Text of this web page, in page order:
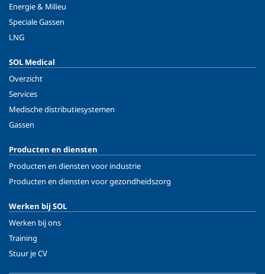
Energie & Milieu
Speciale Gassen
LNG
SOL Medical
Overzicht
Services
Medische distributiesystemen
Gassen
Producten en diensten
Producten en diensten voor industrie
Producten en diensten voor gezondheidszorg
Werken bij SOL
Werken bij ons
Training
Stuur je CV